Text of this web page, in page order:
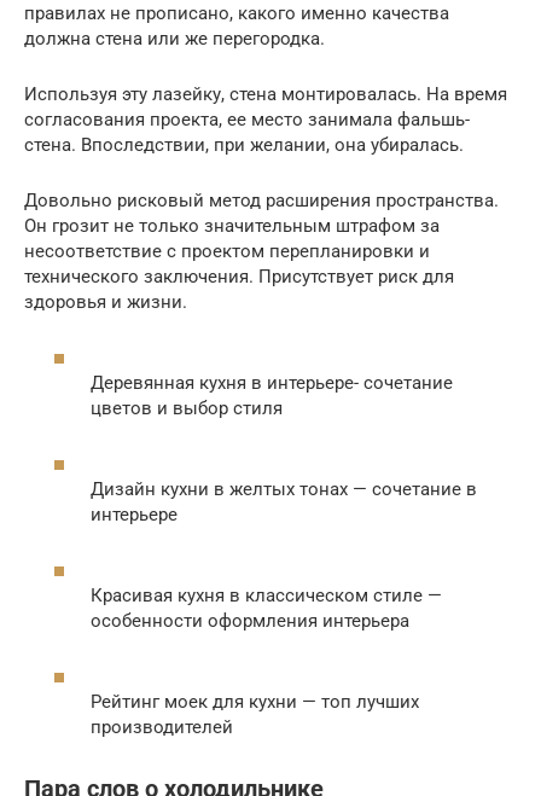
правилах не прописано, какого именно качества
должна стена или же перегородка.
Используя эту лазейку, стена монтировалась. На время
согласования проекта, ее место занимала фальшь-
стена. Впоследствии, при желании, она убиралась.
Довольно рисковый метод расширения пространства.
Он грозит не только значительным штрафом за
несоответствие с проектом перепланировки и
технического заключения. Присутствует риск для
здоровья и жизни.
Деревянная кухня в интерьере- сочетание
цветов и выбор стиля
Дизайн кухни в желтых тонах — сочетание в
интерьере
Красивая кухня в классическом стиле —
особенности оформления интерьера
Рейтинг моек для кухни — топ лучших
производителей
Пара слов о холодильнике